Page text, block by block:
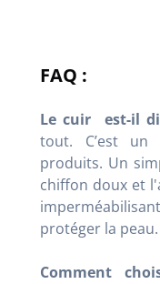
FAQ :
Le cuir est-il
tout. C’est
produits. Un
chiffon doux et
protéger la peau.
Comment